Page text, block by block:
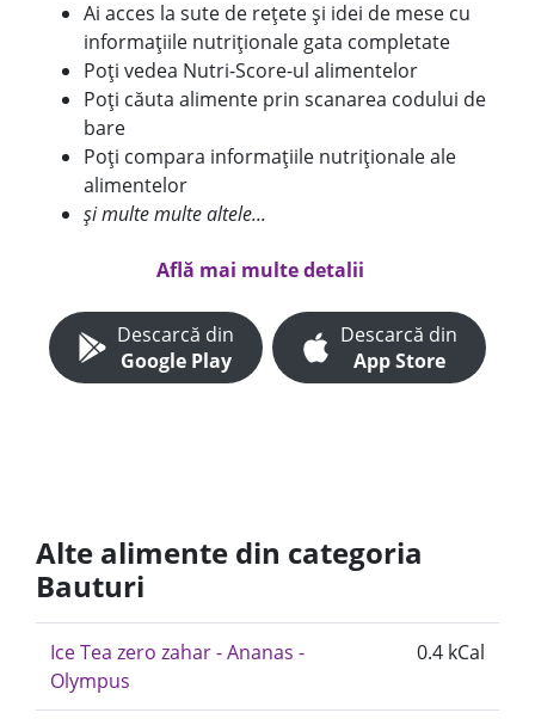
Ai acces la sute de rețete și idei de mese cu
informațiile nutriționale gata completate
Poți vedea Nutri-Score-ul alimentelor
Poți căuta alimente prin scanarea codului de
bare
Poți compara informațiile nutriționale ale
alimentelor
și multe multe altele...
Află mai multe detalii
Descarcă din
Google Play
Descarcă din
App Store
Alte alimente din categoria
Bauturi
Ice Tea zero zahar - Ananas -
Olympus
0.4 kCal